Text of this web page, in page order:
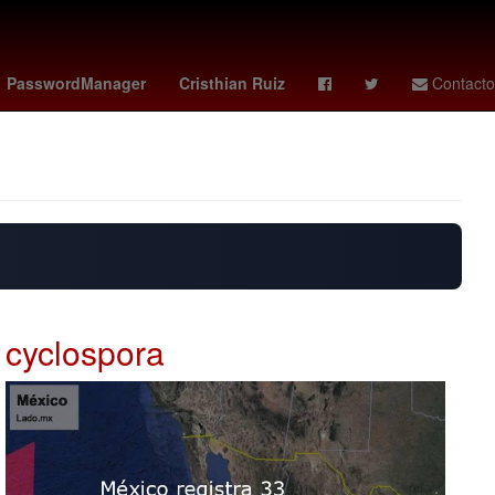
PasswordManager Cristhian Ruiz Contacto
Estados Unidos Gobierno Nominación
cyclospora